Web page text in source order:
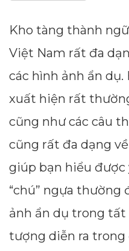
Kho tàng thành
Việt Nam rất đa
các hình ảnh ẩn
xuất hiện rất
cũng như các câu
cũng rất đa dạng
giúp bạn hiểu được
“chú” ngựa thường
ảnh ẩn dụ trong tất
tượng diễn ra trong